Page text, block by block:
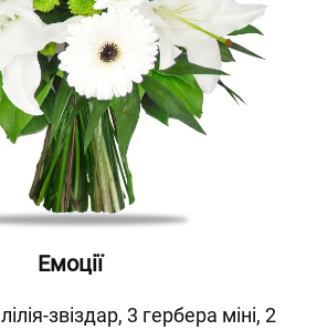
Емоції
лілія-звіздар, 3 гербера міні, 2